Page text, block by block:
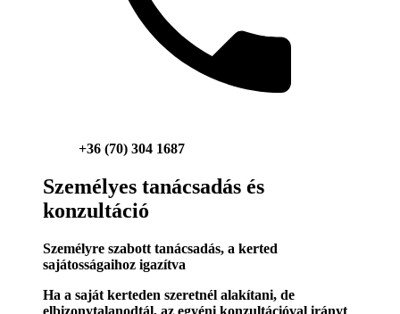
+36 (70) 304 1687
Személyes tanácsadás és
konzultáció
Személyre szabott tanácsadás, a kerted
sajátosságaihoz igazítva
Ha a saját kerteden szeretnél alakítani, de
elbizonytalanodtál, az egyéni konzultációval irányt